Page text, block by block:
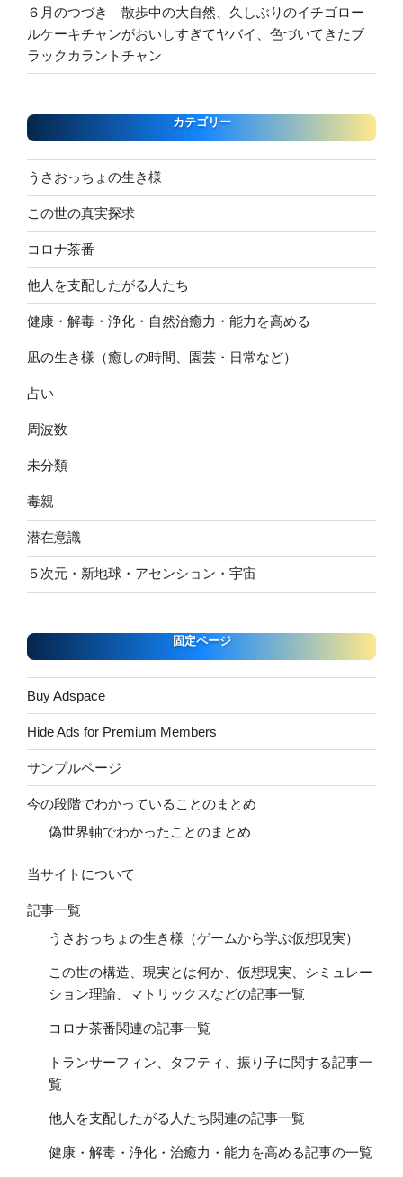
６月のつづき 散歩中の大自然、久しぶりのイチゴロー
ルケーキチャンがおいしすぎてヤバイ、色づいてきたブ
ラックカラントチャン
カテゴリー
うさおっちょの生き様
この世の真実探求
コロナ茶番
他人を支配したがる人たち
健康・解毒・浄化・自然治癒力・能力を高める
凪の生き様（癒しの時間、園芸・日常など）
占い
周波数
未分類
毒親
潜在意識
５次元・新地球・アセンション・宇宙
固定ページ
Buy Adspace
Hide Ads for Premium Members
サンプルページ
今の段階でわかっていることのまとめ
偽世界軸でわかったことのまとめ
当サイトについて
記事一覧
うさおっちょの生き様（ゲームから学ぶ仮想現実）
この世の構造、現実とは何か、仮想現実、シミュレー
ション理論、マトリックスなどの記事一覧
コロナ茶番関連の記事一覧
トランサーフィン、タフティ、振り子に関する記事一
覧
他人を支配したがる人たち関連の記事一覧
健康・解毒・浄化・治癒力・能力を高める記事の一覧